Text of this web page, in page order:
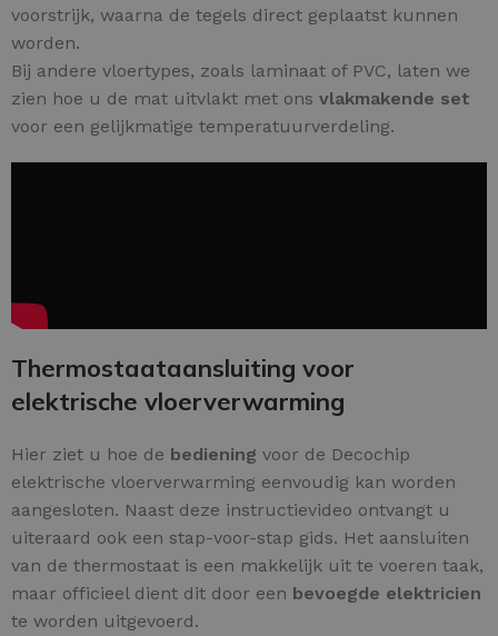
voorstrijk, waarna de tegels direct geplaatst kunnen
worden.
Bij andere vloertypes, zoals laminaat of PVC, laten we
zien hoe u de mat uitvlakt met ons vlakmakende set
voor een gelijkmatige temperatuurverdeling.
Thermostaataansluiting voor
elektrische vloerverwarming
Hier ziet u hoe de bediening voor de Decochip
elektrische vloerverwarming eenvoudig kan worden
aangesloten. Naast deze instructievideo ontvangt u
uiteraard ook een stap-voor-stap gids. Het aansluiten
van de thermostaat is een makkelijk uit te voeren taak,
maar officieel dient dit door een bevoegde elektricien
te worden uitgevoerd.